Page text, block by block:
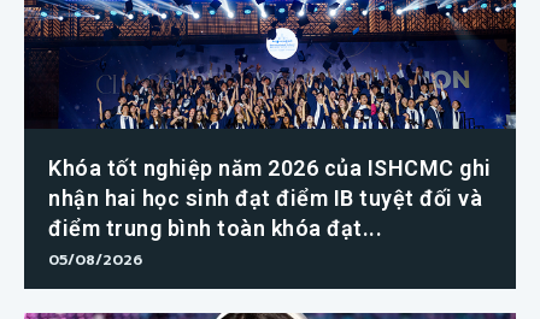
Khóa tốt nghiệp năm 2026 của ISHCMC ghi
nhận hai học sinh đạt điểm IB tuyệt đối và
điểm trung bình toàn khóa đạt...
05/08/2026